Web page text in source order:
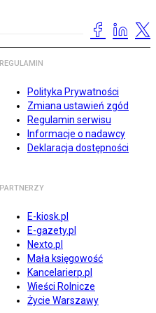
REGULAMIN
Polityka Prywatności
Zmiana ustawień zgód
Regulamin serwisu
Informacje o nadawcy
Deklaracja dostępności
PARTNERZY
E-kiosk.pl
E-gazety.pl
Nexto.pl
Mała księgowość
Kancelarierp.pl
Wieści Rolnicze
Życie Warszawy